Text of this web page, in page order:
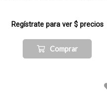
Regístrate para ver $ precios
Comprar